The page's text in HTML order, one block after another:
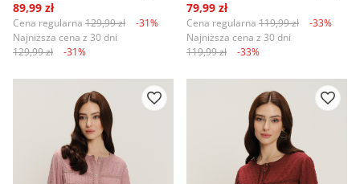
89,99 zł
Cena regularna 129,99 zł
-31%
Najniższa cena z 30 dni
129,99 zł
-31%
79,99 zł
Cena regularna 119,99 zł
-33%
Najniższa cena z 30 dni
119,99 zł
-33%